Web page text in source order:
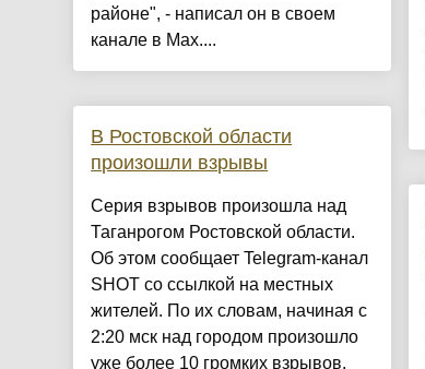
районе", - написал он в своем
канале в Max....
В Ростовской области
произошли взрывы
Серия взрывов произошла над
Таганрогом Ростовской области.
Об этом сообщает Telegram-канал
SHOT со ссылкой на местных
жителей. По их словам, начиная с
2:20 мск над городом произошло
уже более 10 громких взрывов.